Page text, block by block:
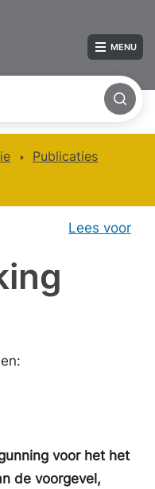
MENU
Publicaties
Lees voor
voor het het
de voorgevel,